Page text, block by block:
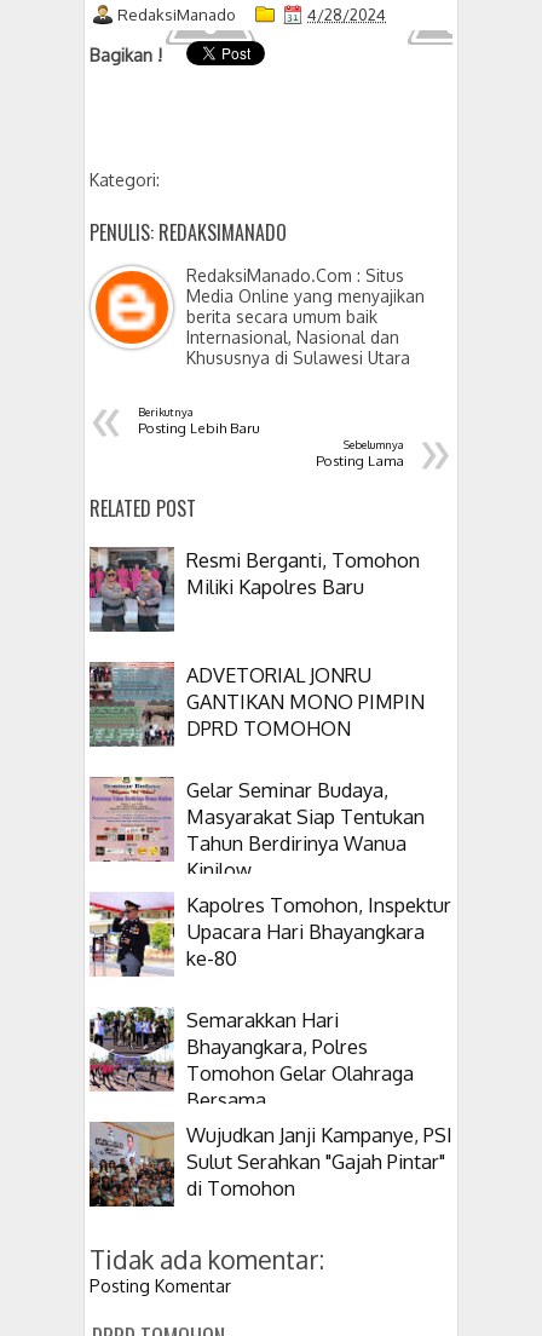
RedaksiManado 4/28/2024
Bagikan !
Kategori:
PENULIS: REDAKSIMANADO
RedaksiManado.Com : Situs
Media Online yang menyajikan
berita secara umum baik
Internasional, Nasional dan
Khususnya di Sulawesi Utara
« Berikutnya
Posting Lebih Baru »
Sebelumnya
Posting Lama
RELATED POST
Resmi Berganti, Tomohon
Miliki Kapolres Baru
ADVETORIAL JONRU
GANTIKAN MONO PIMPIN
DPRD TOMOHON
Gelar Seminar Budaya,
Masyarakat Siap Tentukan
Tahun Berdirinya Wanua
Kinilow
Kapolres Tomohon, Inspektur
Upacara Hari Bhayangkara
ke-80
Semarakkan Hari
Bhayangkara, Polres
Tomohon Gelar Olahraga
Bersama
Wujudkan Janji Kampanye, PSI
Sulut Serahkan "Gajah Pintar"
di Tomohon
Tidak ada komentar:
Posting Komentar